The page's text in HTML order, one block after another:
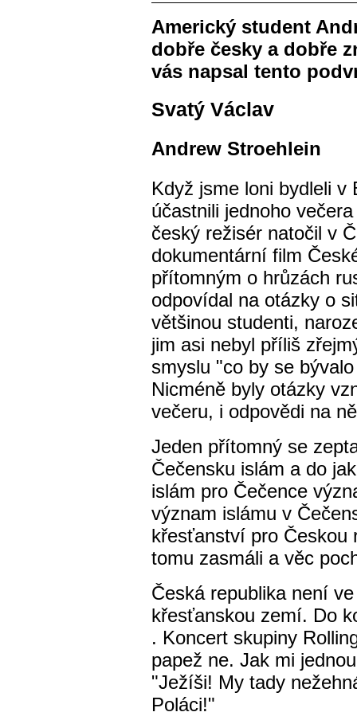
Americký student
dobře česky a dobře
vás napsal tento
Svatý Václav
Andrew Stroehlein
Když jsme loni bydleli v
účastnili jednoho
český režisér natočil v
dokumentární film
přítomným o hrůzách
odpovídal na otázky o
většinou studenti,
jim asi nebyl příliš
smyslu "co by se
Nicméně byly otázky
večeru, i odpovědi na
Jeden přítomný se
Čečensku islám a do
islám pro Čečence
význam islámu v
křesťanství pro Českou
tomu zasmáli a věc
Česká republika není
křesťanskou zemí. Do
. Koncert skupiny
papež ne. Jak mi
"Ježíši! My tady
Poláci!"